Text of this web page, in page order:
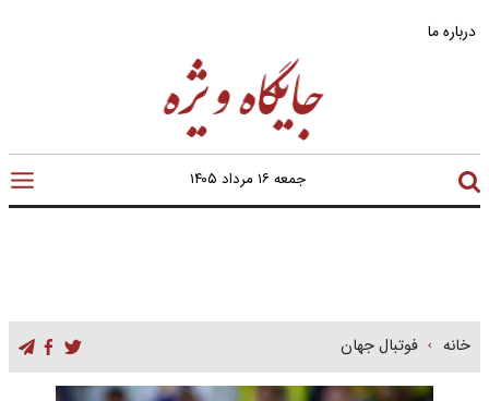
درباره ما
جمعه ۱۶ مرداد ۱۴۰۵
خانه فوتبال جهان